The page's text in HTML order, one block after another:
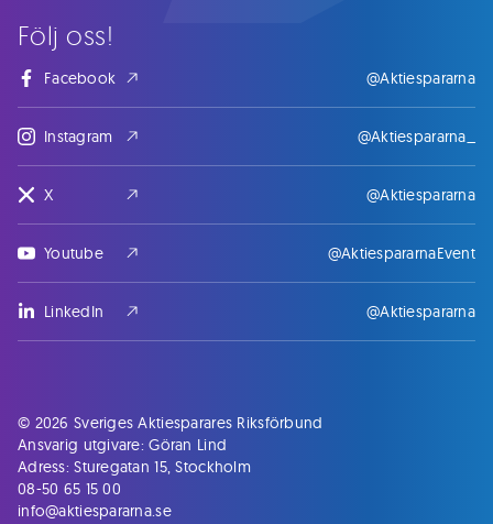
Följ oss!
Facebook @Aktiespararna
Instagram @Aktiespararna_
X @Aktiespararna
Youtube @AktiespararnaEvent
LinkedIn @Aktiespararna
© 2026 Sveriges Aktiesparares Riksförbund
Ansvarig utgivare: Göran Lind
Adress: Sturegatan 15, Stockholm
08-50 65 15 00
info@aktiespararna.se